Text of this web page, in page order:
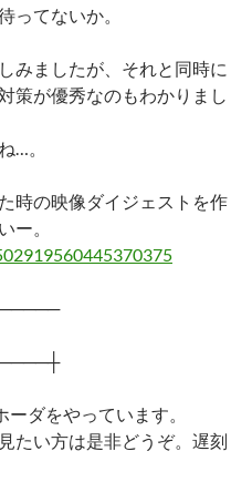
ってないか。
みましたが、それと同時に
策が優秀なのもわかりまし
…。
時の映像ダイジェストを作
ー。
ダをやっています。
たい方は是非どうぞ。遅刻